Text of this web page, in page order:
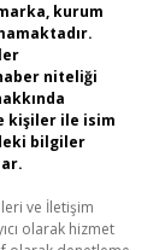
kurum
niteliği
kişiler ile isim
bilgiler
ve İletişim
olarak hizmet